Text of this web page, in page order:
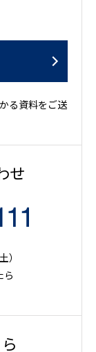
る資料をご送
せ
）
ら